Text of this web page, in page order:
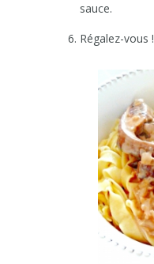
sauce.
Régalez-vous !